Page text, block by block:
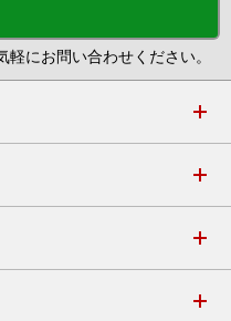
にお問い合わせください。